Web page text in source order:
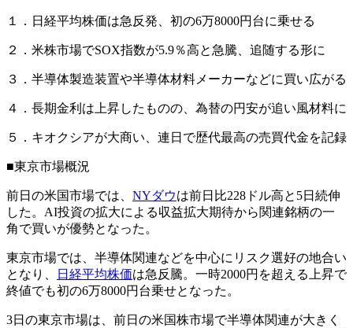
１．日経平均株価は急反発、初の6万8000円台に乗せる
２．米株市場でSOX指数が5.9％高と急騰、追随する形に
３．半導体製造装置や半導体材料メーカーなどに買い広がる
４．長期金利は上昇したものの、為替の円安が追い風材料に
５．キオクシアが大商い、連日で歴代最高の売買代金を記録
■東京市場概況
前日の米国市場では、 NYダウは前日比228ドル高と5日続伸
した。AI投資の拡大による収益拡大期待から関連銘柄の一
角で買いが優勢となった。
東京市場では、半導体関連などを中心にリスク選好の地合い
となり、
日経平均株価は急反騰。一時2000円を超える上昇で
終値でも初の6万8000円台乗せとなった。
3日の東京市場は、前日の米国株市場で半導体関連が大きく